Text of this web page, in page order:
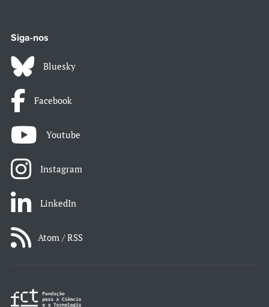
Siga-nos
Bluesky
Facebook
Youtube
Instagram
LinkedIn
Atom / RSS